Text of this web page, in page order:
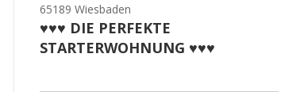
65189 Wiesbaden
♥♥♥ DIE PERFEKTE
STARTERWOHNUNG ♥♥♥